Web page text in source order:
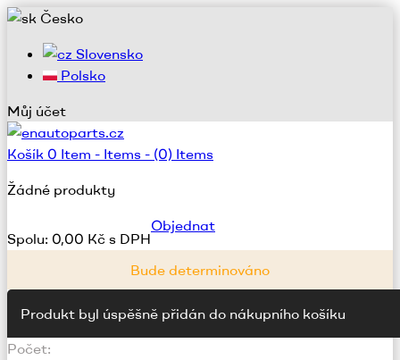
Česko
Slovensko
Polsko
Můj účet
Košík 0 Item - Items - (0) Items
Žádné produkty
Spolu: 0,00 Kč s DPH
Objednat
Bude determinováno
Produkt byl úspěšně přidán do nákupního košíku
Počet: